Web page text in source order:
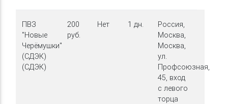
ПВЗ
"Новые
Черёмушки"
(СДЭК)
(СДЭК)
200
руб.
Нет 1 дн.
Россия,
Москва,
Москва,
ул.
Профсоюзная,
45, вход
с левого
торца